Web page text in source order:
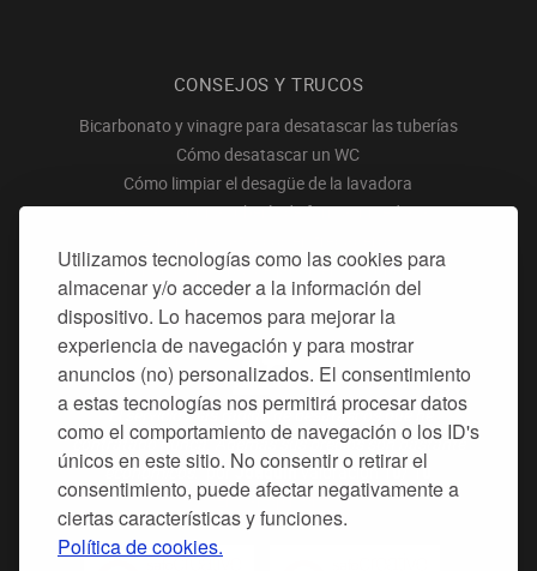
Utilizamos tecnologías como las cookies para
almacenar y/o acceder a la información del
dispositivo. Lo hacemos para mejorar la
experiencia de navegación y para mostrar
anuncios (no) personalizados. El consentimiento
a estas tecnologías nos permitirá procesar datos
como el comportamiento de navegación o los ID's
únicos en este sitio. No consentir o retirar el
consentimiento, puede afectar negativamente a
ciertas características y funciones.
Política de cookies.
CONSEJOS Y TRUCOS
Bicarbonato y vinagre para desatascar las tuberías
Cómo desatascar un WC
Cómo limpiar el desagüe de la lavadora
Desatascar una tubería de forma inmediata
Eliminar las piedras de jabón en las tuberías
"El servicio más rápido de desatascos que he
contratado nunca. Además sus precios son bastante
económicos."porJoaquínvaloración10/10
Enviar opinión